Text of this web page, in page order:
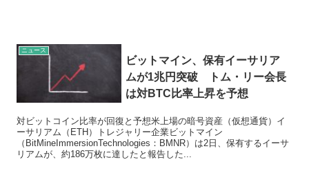
ニュース
ビットマイン、保有イーサリア
ムが1兆円突破 トム・リー会長
は対BTC比率上昇を予想
対ビットコイン比率が回復と予想米上場の暗号資産（仮想通貨）イ
ーサリアム（ETH）トレジャリー企業ビットマイン
（BitMineImmersionTechnologies：BMNR）は2日、保有するイーサ
リアムが、約186万枚に達したと報告した...